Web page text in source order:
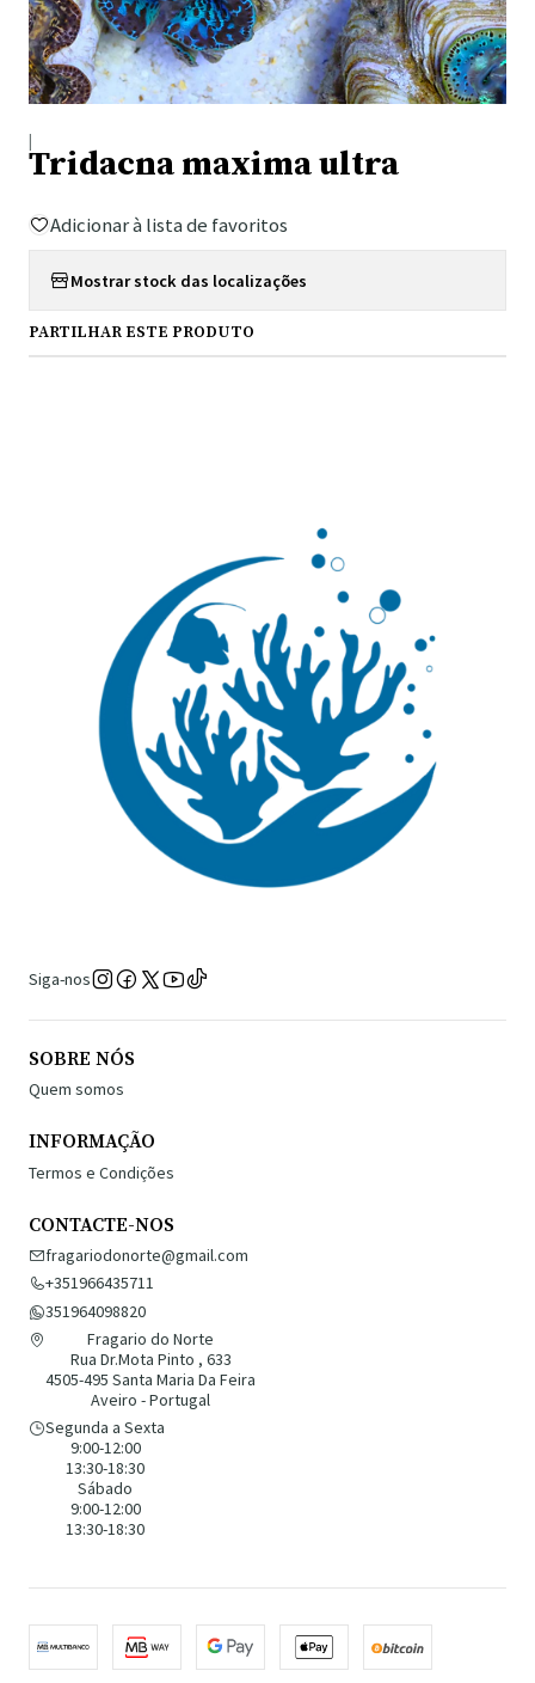
|
Tridacna maxima ultra
Adicionar à lista de favoritos
Mostrar stock das localizações
PARTILHAR ESTE PRODUTO
Siga-nos
SOBRE NÓS
Quem somos
INFORMAÇÃO
Termos e Condições
CONTACTE-NOS
fragariodonorte@gmail.com
+351966435711
351964098820
Fragario do Norte
Rua Dr.Mota Pinto , 633
4505-495 Santa Maria Da Feira
Aveiro - Portugal
Segunda a Sexta
9:00-12:00
13:30-18:30
Sábado
9:00-12:00
13:30-18:30